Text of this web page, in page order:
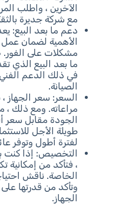
الآخرين ، واطلب
مع شركة جديرة
دعم ما بعد البيع:
الأهمية لضمان
مشكلات على
ما بعد البيع الذي
في ذلك الدعم
الصيانة.
السعر: سعر الجهاز
مراعاته. ومع ذلك ،
الجودة مقابل سعر
طويلة الأجل
لفترة أطول وتوفر
التخصيص: إذا
، فتأكد من إمكانية
الخاصة. ناقش
وتأكد من قدرتها على
الجهاز.